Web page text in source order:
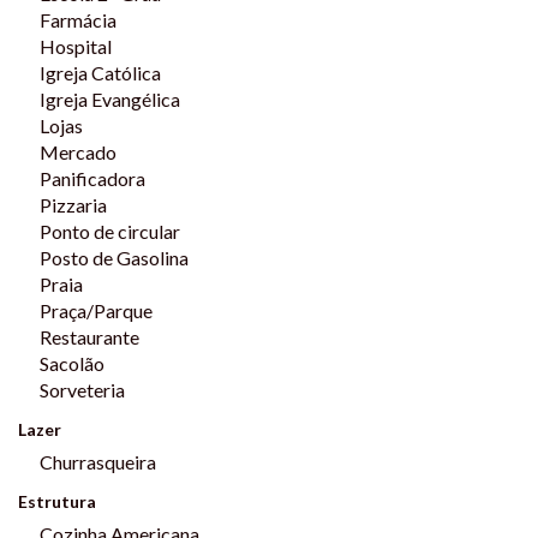
Farmácia
Hospital
Igreja Católica
Igreja Evangélica
Lojas
Mercado
Panificadora
Pizzaria
Ponto de circular
Posto de Gasolina
Praia
Praça/Parque
Restaurante
Sacolão
Sorveteria
Lazer
Churrasqueira
Estrutura